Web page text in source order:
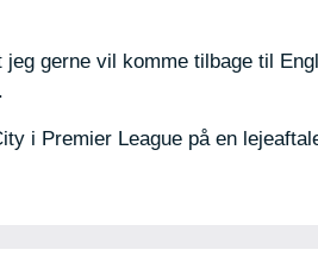
gerne vil komme tilbage til
i Premier League på en